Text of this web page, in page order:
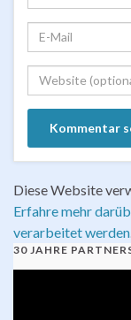
Diese Website
Erfahre mehr
verarbeitet werden
30 JAHRE